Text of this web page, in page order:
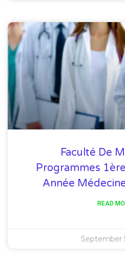
Faculté De
Programmes
Année
READ
September